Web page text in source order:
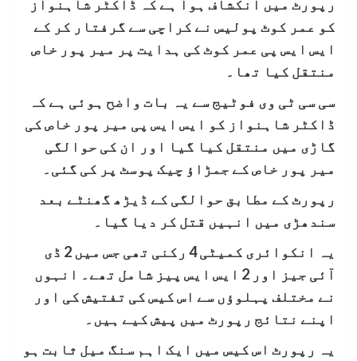
رپورٹ میں انکشاف ہوا ہے کہ ڈاکٹر شاہنواز
کو عمر کوٹ پولیس نے کراچی سے گرفتار کر کے
ایس ایس پی عمر کوٹ کی ہدایت پر میر پور خاص
منتقل کیا تھا۔
سی سی ٹی وی فوٹیج سے یہ بات واضح ہوئی ہے کہ
ڈاکٹر شاہنواز کو ایس ایس پی میر پور خاص کی
گاڑی میں منتقل کیا گیا اور ان کی حوالگی
میر پور خاص کے جمڑاؤ چیک پوسٹ پر کی گئی۔
رپورٹ کے مطابق حوالگی کے ڈیڑھ گھنٹے بعد
سندھڑی میں انہیں قتل کر دیا گیا۔
یہ انکوائری کمیٹی 4 رکنی تھی جس میں 2 ڈی
آئی جیز اور 2 ایس ایس پیز شامل تھے۔ انہوں
نے مختلف پہلوؤں سے اس کیس کی تفتیش کی اور
اپنے نتائج رپورٹ میں پیش کیے ہیں۔
یہ رپورٹ اس کیس میں ایک اہم سنگ میل ثابت ہو